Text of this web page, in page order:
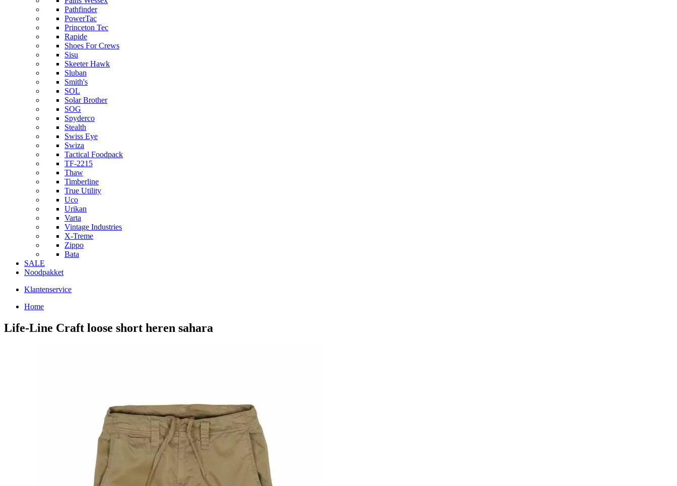
Pathfinder
PowerTac
Princeton Tec
Rapide
Shoes For Crews
Sisu
Skeeter Hawk
Sluban
Smith's
SOL
Solar Brother
SOG
Spyderco
Stealth
Swiss Eye
Swiza
Tactical Foodpack
TF-2215
Thaw
Timberline
True Utility
Uco
Urikan
Varta
Vintage Industries
X-Treme
Zippo
Bata
SALE
Noodpakket
Klantenservice
Home
Life-Line Craft loose short heren sahara